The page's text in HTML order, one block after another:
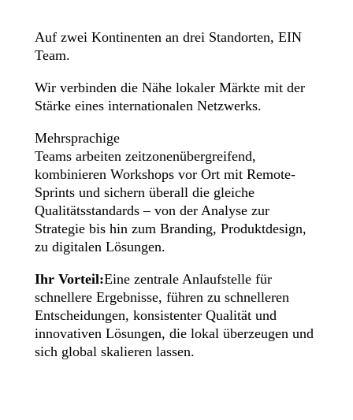
Auf zwei Kontinenten an drei Standorten, EIN
Team.
Wir verbinden die Nähe lokaler Märkte mit der
Stärke eines internationalen Netzwerks.
Mehrsprachige
Teams arbeiten zeitzonenübergreifend,
kombinieren Workshops vor Ort mit Remote-
Sprints und sichern überall die gleiche
Qualitätsstandards – von der Analyse zur
Strategie bis hin zum Branding, Produktdesign,
zu digitalen Lösungen.
Ihr Vorteil:Eine zentrale Anlaufstelle für
schnellere Ergebnisse, führen zu schnelleren
Entscheidungen, konsistenter Qualität und
innovativen Lösungen, die lokal überzeugen und
sich global skalieren lassen.